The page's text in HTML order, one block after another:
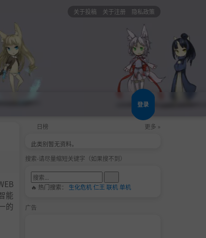
关于投稿 关于注册 隐私政策
登录
能
的
日榜 更多 »
此类别暂无资料。
搜索-请尽量缩短关键字（如果搜不到）
🔥 热门搜索： 生化危机仁王 联机单机
广告